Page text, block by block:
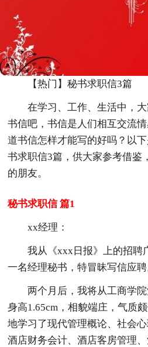
【热门】秘书求职信3篇
在学习、工作、生活中，
书信吧，书信是人们相互交流
道书信怎样才能写的好吗？以
书求职信3篇，供大家参考借鉴
的朋友。
秘书求职信 篇1
xx经理：
我从《xxx日报》上的招聘
一名经理秘书，特冒昧写信应聘
两个月后，我将从工商学
身高1.65cm，相貌端庄，气质
地学习了现代管理概论、社会心
酒店财务会计、酒店客房管理